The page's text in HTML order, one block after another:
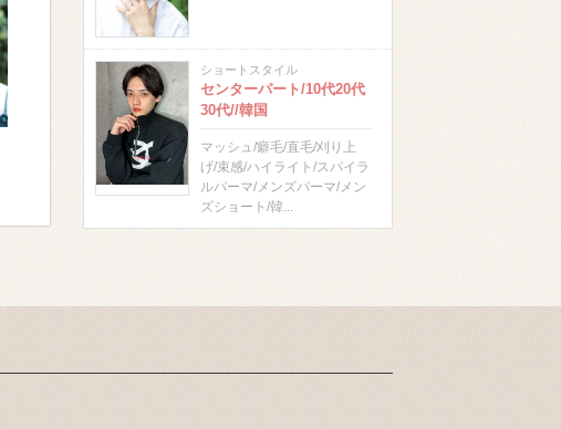
ショートスタイル
センターパート/10代20代
30代//韓国
マッシュ/癖毛/直毛/刈り上
げ/束感/ハイライト/スパイラ
ルパーマ/メンズパーマ/メン
ズショート/韓...